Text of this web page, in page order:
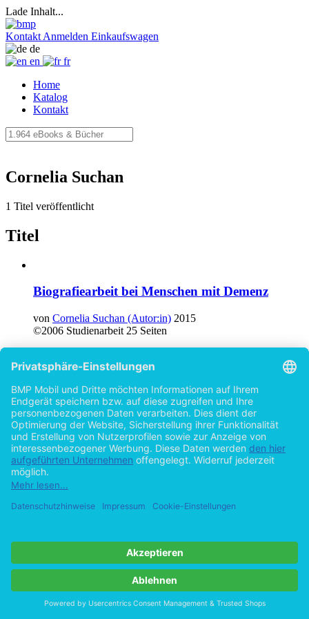
Lade Inhalt...
Kontakt Anmelden Einkaufswagen
de
en
fr
Home
Katalog
Kontakt
Cornelia Suchan
1 Titel veröffentlicht
Titel
Biografiearbeit bei Menschen mit Demenz
von Cornelia Suchan (Autor:in) 2015
©2006 Studienarbeit 25 Seiten
Impressum
AGB
Vertrag widerrufen
Zur Desktop-Version
Copyright ©Imprint in der Bedey & Thoms Media GmbH powered
byOpen Publishing
Cookie-Einstellungen